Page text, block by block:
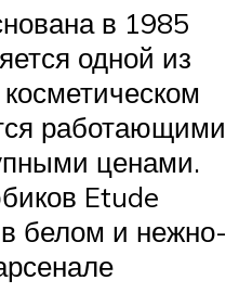
в 1985
одной из
работающими
ценами.
Etude
белом и нежно-